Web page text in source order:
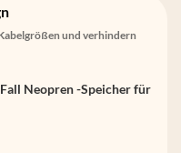
und verhindern